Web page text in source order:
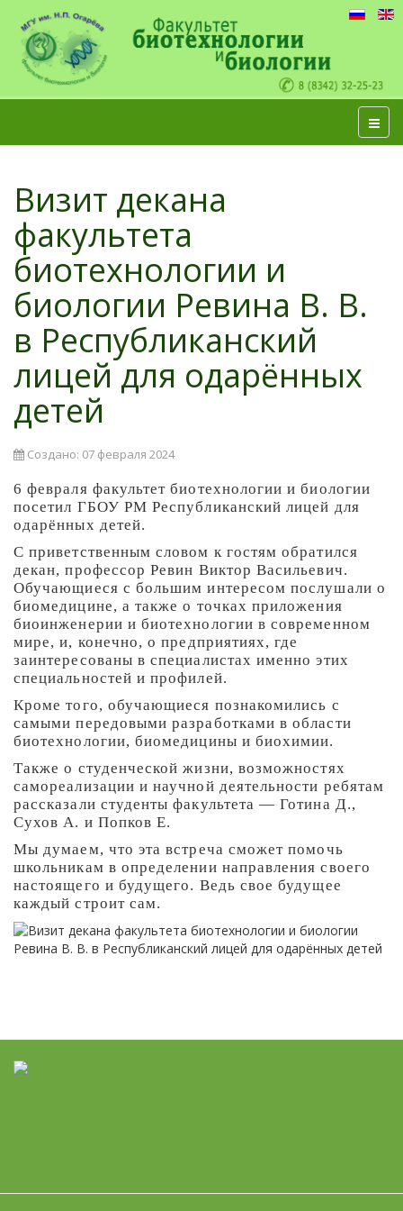
Визит декана
факультета
биотехнологии и
биологии Ревина В. В.
в Республиканский
лицей для одарённых
детей
Создано: 07 февраля 2024
6 февраля факультет биотехнологии и биологии
посетил ГБОУ РМ Республиканский лицей для
одарённых детей.
С приветственным словом к гостям обратился
декан, профессор Ревин Виктор Васильевич.
Обучающиеся с большим интересом послушали о
биомедицине, а также о точках приложения
биоинженерии и биотехнологии в современном
мире, и, конечно, о предприятиях, где
заинтересованы в специалистах именно этих
специальностей и профилей.
Кроме того, обучающиеся познакомились с
самыми передовыми разработками в области
биотехнологии, биомедицины и биохимии.
Также о студенческой жизни, возможностях
самореализации и научной деятельности ребятам
рассказали студенты факультета — Готина Д.,
Сухов А. и Попков Е.
Мы думаем, что эта встреча сможет помочь
школьникам в определении направления своего
настоящего и будущего. Ведь свое будущее
каждый строит сам.